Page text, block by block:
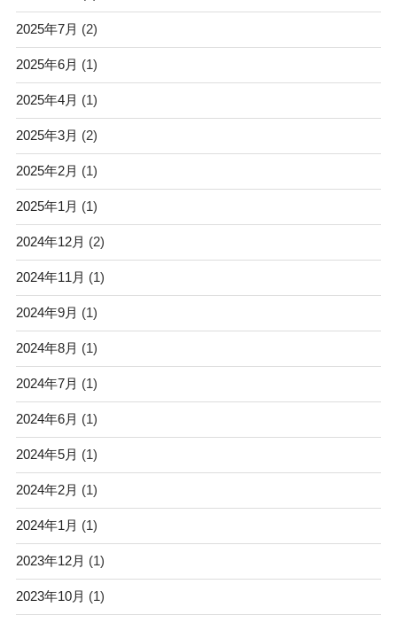
2025年7月 (2)
2025年6月 (1)
2025年4月 (1)
2025年3月 (2)
2025年2月 (1)
2025年1月 (1)
2024年12月 (2)
2024年11月 (1)
2024年9月 (1)
2024年8月 (1)
2024年7月 (1)
2024年6月 (1)
2024年5月 (1)
2024年2月 (1)
2024年1月 (1)
2023年12月 (1)
2023年10月 (1)